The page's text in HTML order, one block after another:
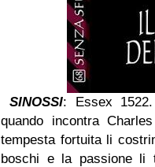
SINOSSI: Essex
quando incontra
tempesta fortuita li
boschi e la passione li